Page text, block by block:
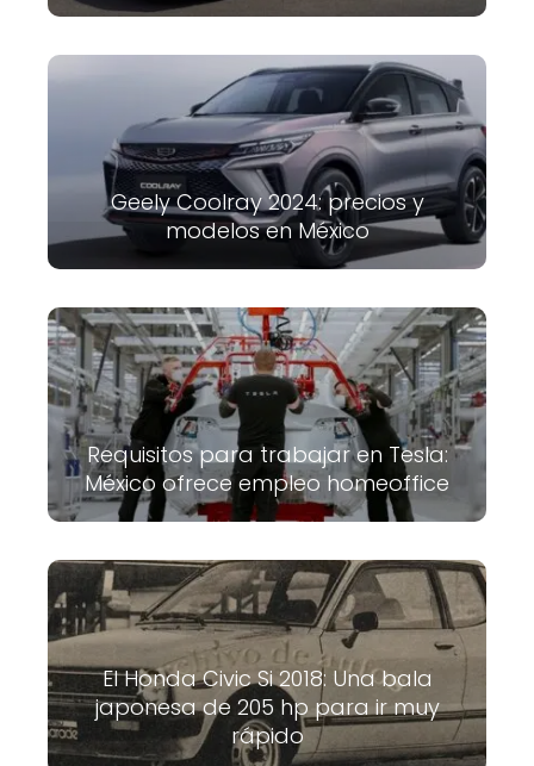
Geely Coolray 2024: precios y
modelos en México
Requisitos para trabajar en Tesla:
México ofrece empleo homeoffice
El Honda Civic Si 2018: Una bala
japonesa de 205 hp para ir muy
rápido